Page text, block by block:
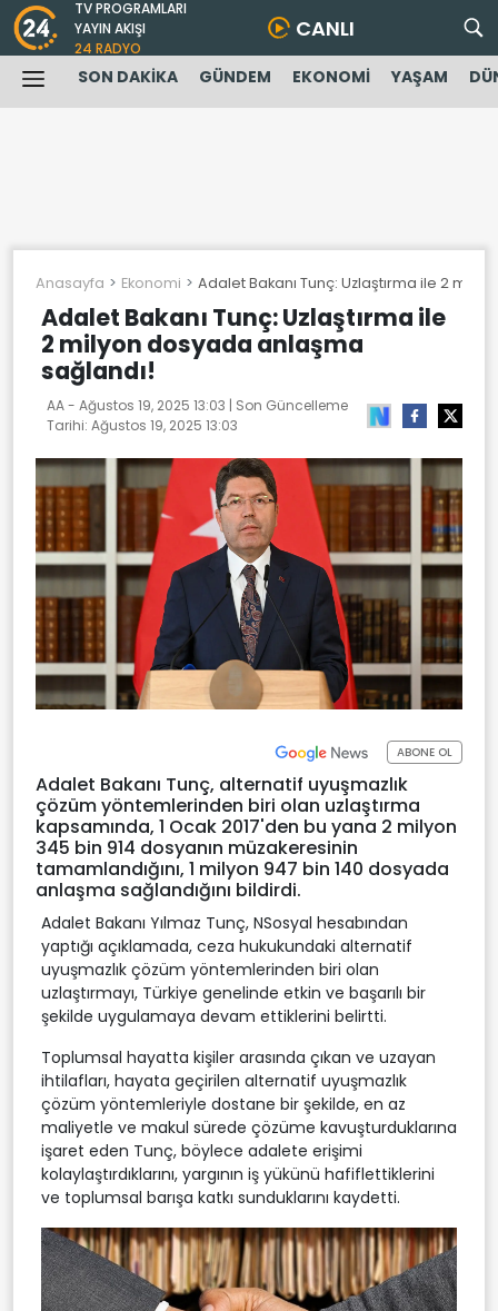
TV PROGRAMLARI
YAYIN AKIŞI
24 RADYO
CANLI
SON DAKİKA GÜNDEM EKONOMİ YAŞAM
Anasayfa Ekonomi Adalet Bakanı Tunç: Uzlaştırma ile 2
Adalet Bakanı Tunç: Uzlaştırma ile
2 milyon dosyada anlaşma
sağlandı!
AA - Ağustos 19, 2025 13:03 | Son Güncelleme
Tarihi: Ağustos 19, 2025 13:03
ABONE OL
Adalet Bakanı Tunç, alternatif uyuşmazlık
çözüm yöntemlerinden biri olan uzlaştırma
kapsamında, 1 Ocak 2017'den bu yana 2 milyon
345 bin 914 dosyanın müzakeresinin
tamamlandığını, 1 milyon 947 bin 140 dosyada
anlaşma sağlandığını bildirdi.
Adalet Bakanı Yılmaz Tunç, NSosyal hesabından
yaptığı açıklamada, ceza hukukundaki alternatif
uyuşmazlık çözüm yöntemlerinden biri olan
uzlaştırmayı, Türkiye genelinde etkin ve başarılı bir
şekilde uygulamaya devam ettiklerini belirtti.
Toplumsal hayatta kişiler arasında çıkan ve uzayan
ihtilafları, hayata geçirilen alternatif uyuşmazlık
çözüm yöntemleriyle dostane bir şekilde, en az
maliyetle ve makul sürede çözüme kavuşturduklarına
işaret eden Tunç, böylece adalete erişimi
kolaylaştırdıklarını, yargının iş yükünü hafiflettiklerini
ve toplumsal barışa katkı sunduklarını kaydetti.